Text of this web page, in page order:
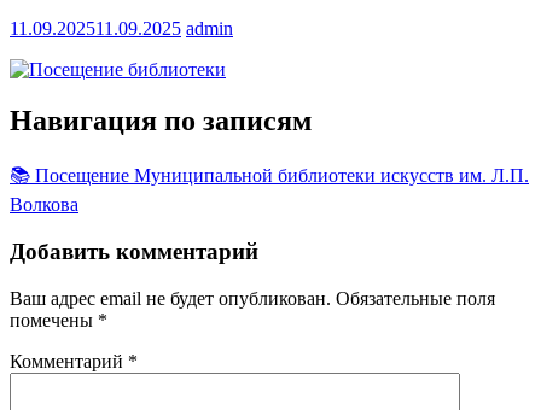
11.09.202511.09.2025 admin
Навигация по записям
📚 Посещение Муниципальной библиотеки искусств им. Л.П.
Волкова
Добавить комментарий
Ваш адрес email не будет опубликован. Обязательные поля
помечены *
Комментарий *